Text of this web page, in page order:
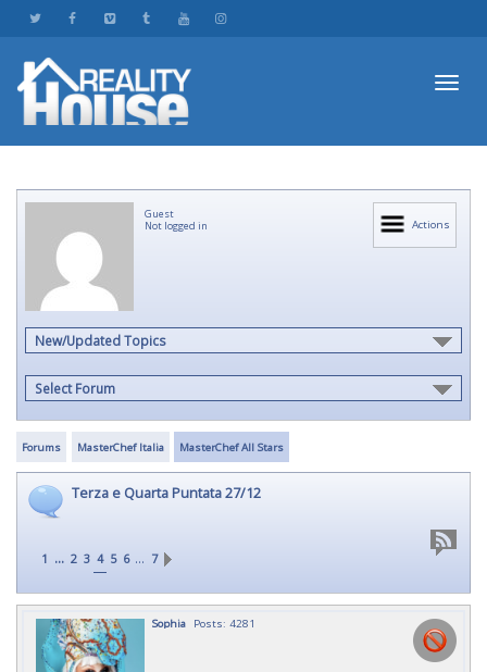
Actions
Guest
Not logged in
New/Updated Topics
Select Forum
Forums MasterChef Italia MasterChef All Stars
Terza e Quarta Puntata 27/12
1 ... 2 3 4 5 6 … 7
Sophia Posts: 4281